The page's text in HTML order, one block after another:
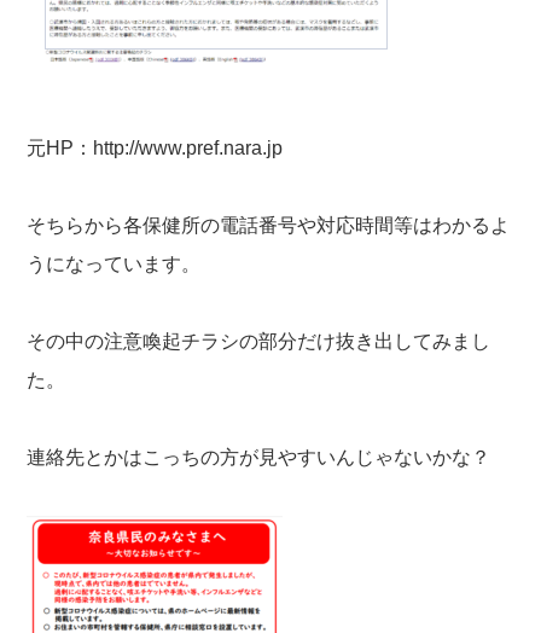
元HP： http://www.pref.nara.jp
そちらから各保健所の電話番号や対応時間等はわかるよ
うになっています。
その中の注意喚起チラシの部分だけ抜き出してみまし
た。
連絡先とかはこっちの方が見やすいんじゃないかな？